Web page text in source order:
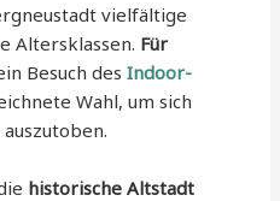
vielfältige
Altersklassen. Für
Besuch desIndoor-
Wahl, um sich
historische Altstadt